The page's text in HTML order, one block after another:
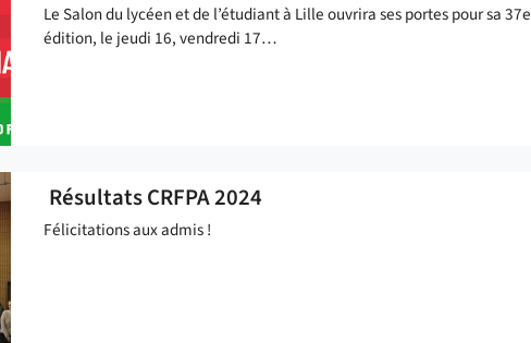
Le Salon du lycéen et de l’étudiant à Lille ouvrira ses portes pour sa 37e
édition, le jeudi 16, vendredi 17…
Résultats CRFPA 2024
Félicitations aux admis !